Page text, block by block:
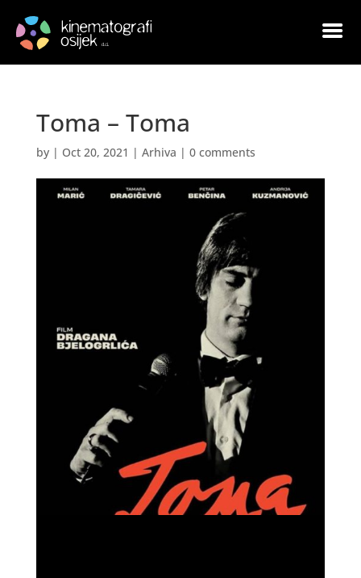
Toma – Toma
by | Oct 20, 2021 | Arhiva | 0 comments